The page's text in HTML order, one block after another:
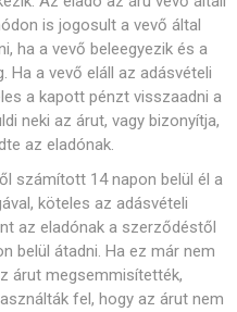
is jogosult a vevő által
ha a vevő beleegyezik és a
Ha a vevő eláll az adásvételi
a kapott pénzt visszaadni a
neki az árut, vagy bizonyítja,
az eladónak.
számított 14 napon belül él a
köteles az adásvételi
az eladónak a szerződéstől
belül átadni. Ha ez már nem
árut megsemmisítették,
fel, hogy az árut nem